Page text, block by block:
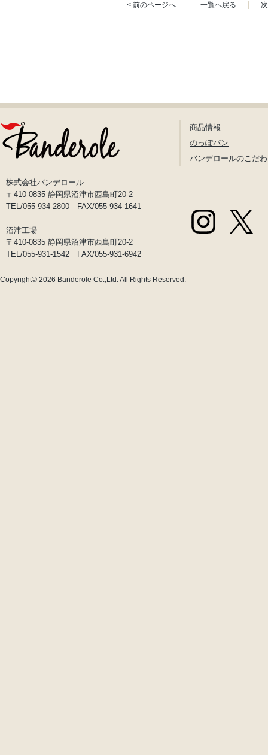
< 前のページへ 一覧へ戻る
株式会社バンデロール
〒410-0835 静岡県沼津市西島町20-2
TEL/055-934-2800 FAX/055-934-1641
沼津工場
〒410-0835 静岡県沼津市西島町20-2
TEL/055-931-1542 FAX/055-931-6942
商品情報
のっぽパン
バンデロールのこだ
Copyright© 2026 Banderole Co.,Ltd.All Rights Reserved.